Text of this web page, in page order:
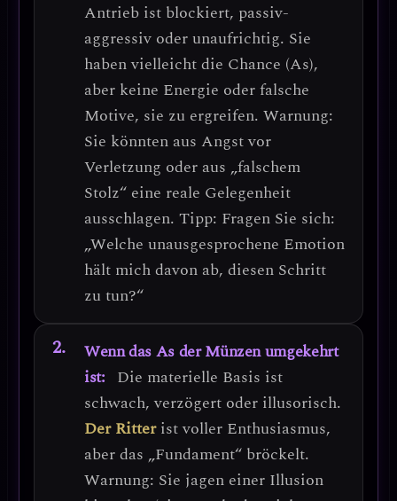
Antrieb ist blockiert, passiv-
aggressiv oder unaufrichtig. Sie
haben vielleicht die Chance (As),
aber keine Energie oder falsche
Motive, sie zu ergreifen. Warnung:
Sie könnten aus Angst vor
Verletzung oder aus „falschem
Stolz“ eine reale Gelegenheit
ausschlagen. Tipp: Fragen Sie sich:
„Welche unausgesprochene Emotion
hält mich davon ab, diesen Schritt
zu tun?“
Wenn das As der Münzen umgekehrt
ist: Die materielle Basis ist
schwach, verzögert oder illusorisch.
Der Ritterist voller Enthusiasmus,
aber das „Fundament“ bröckelt.
Warnung: Sie jagen einer Illusion